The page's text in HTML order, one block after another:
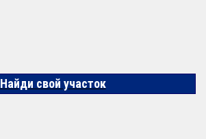
Найди свой участок